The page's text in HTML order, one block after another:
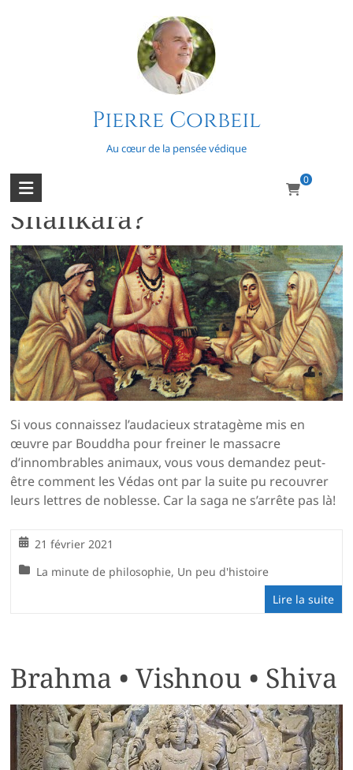
Pierre Corbeil
Au cœur de la pensée védique
0
Connaissez-vous
Shankara?
Si vous connaissez l’audacieux stratagème mis en
œuvre par Bouddha pour freiner le massacre
d’innombrables animaux, vous vous demandez peut-
être comment les Védas ont par la suite pu recouvrer
leurs lettres de noblesse. Car la saga ne s’arrête pas là!
21 février 2021
La minute de philosophie, Un peu d'histoire
Lire la suite
Brahma • Vishnou • Shiva